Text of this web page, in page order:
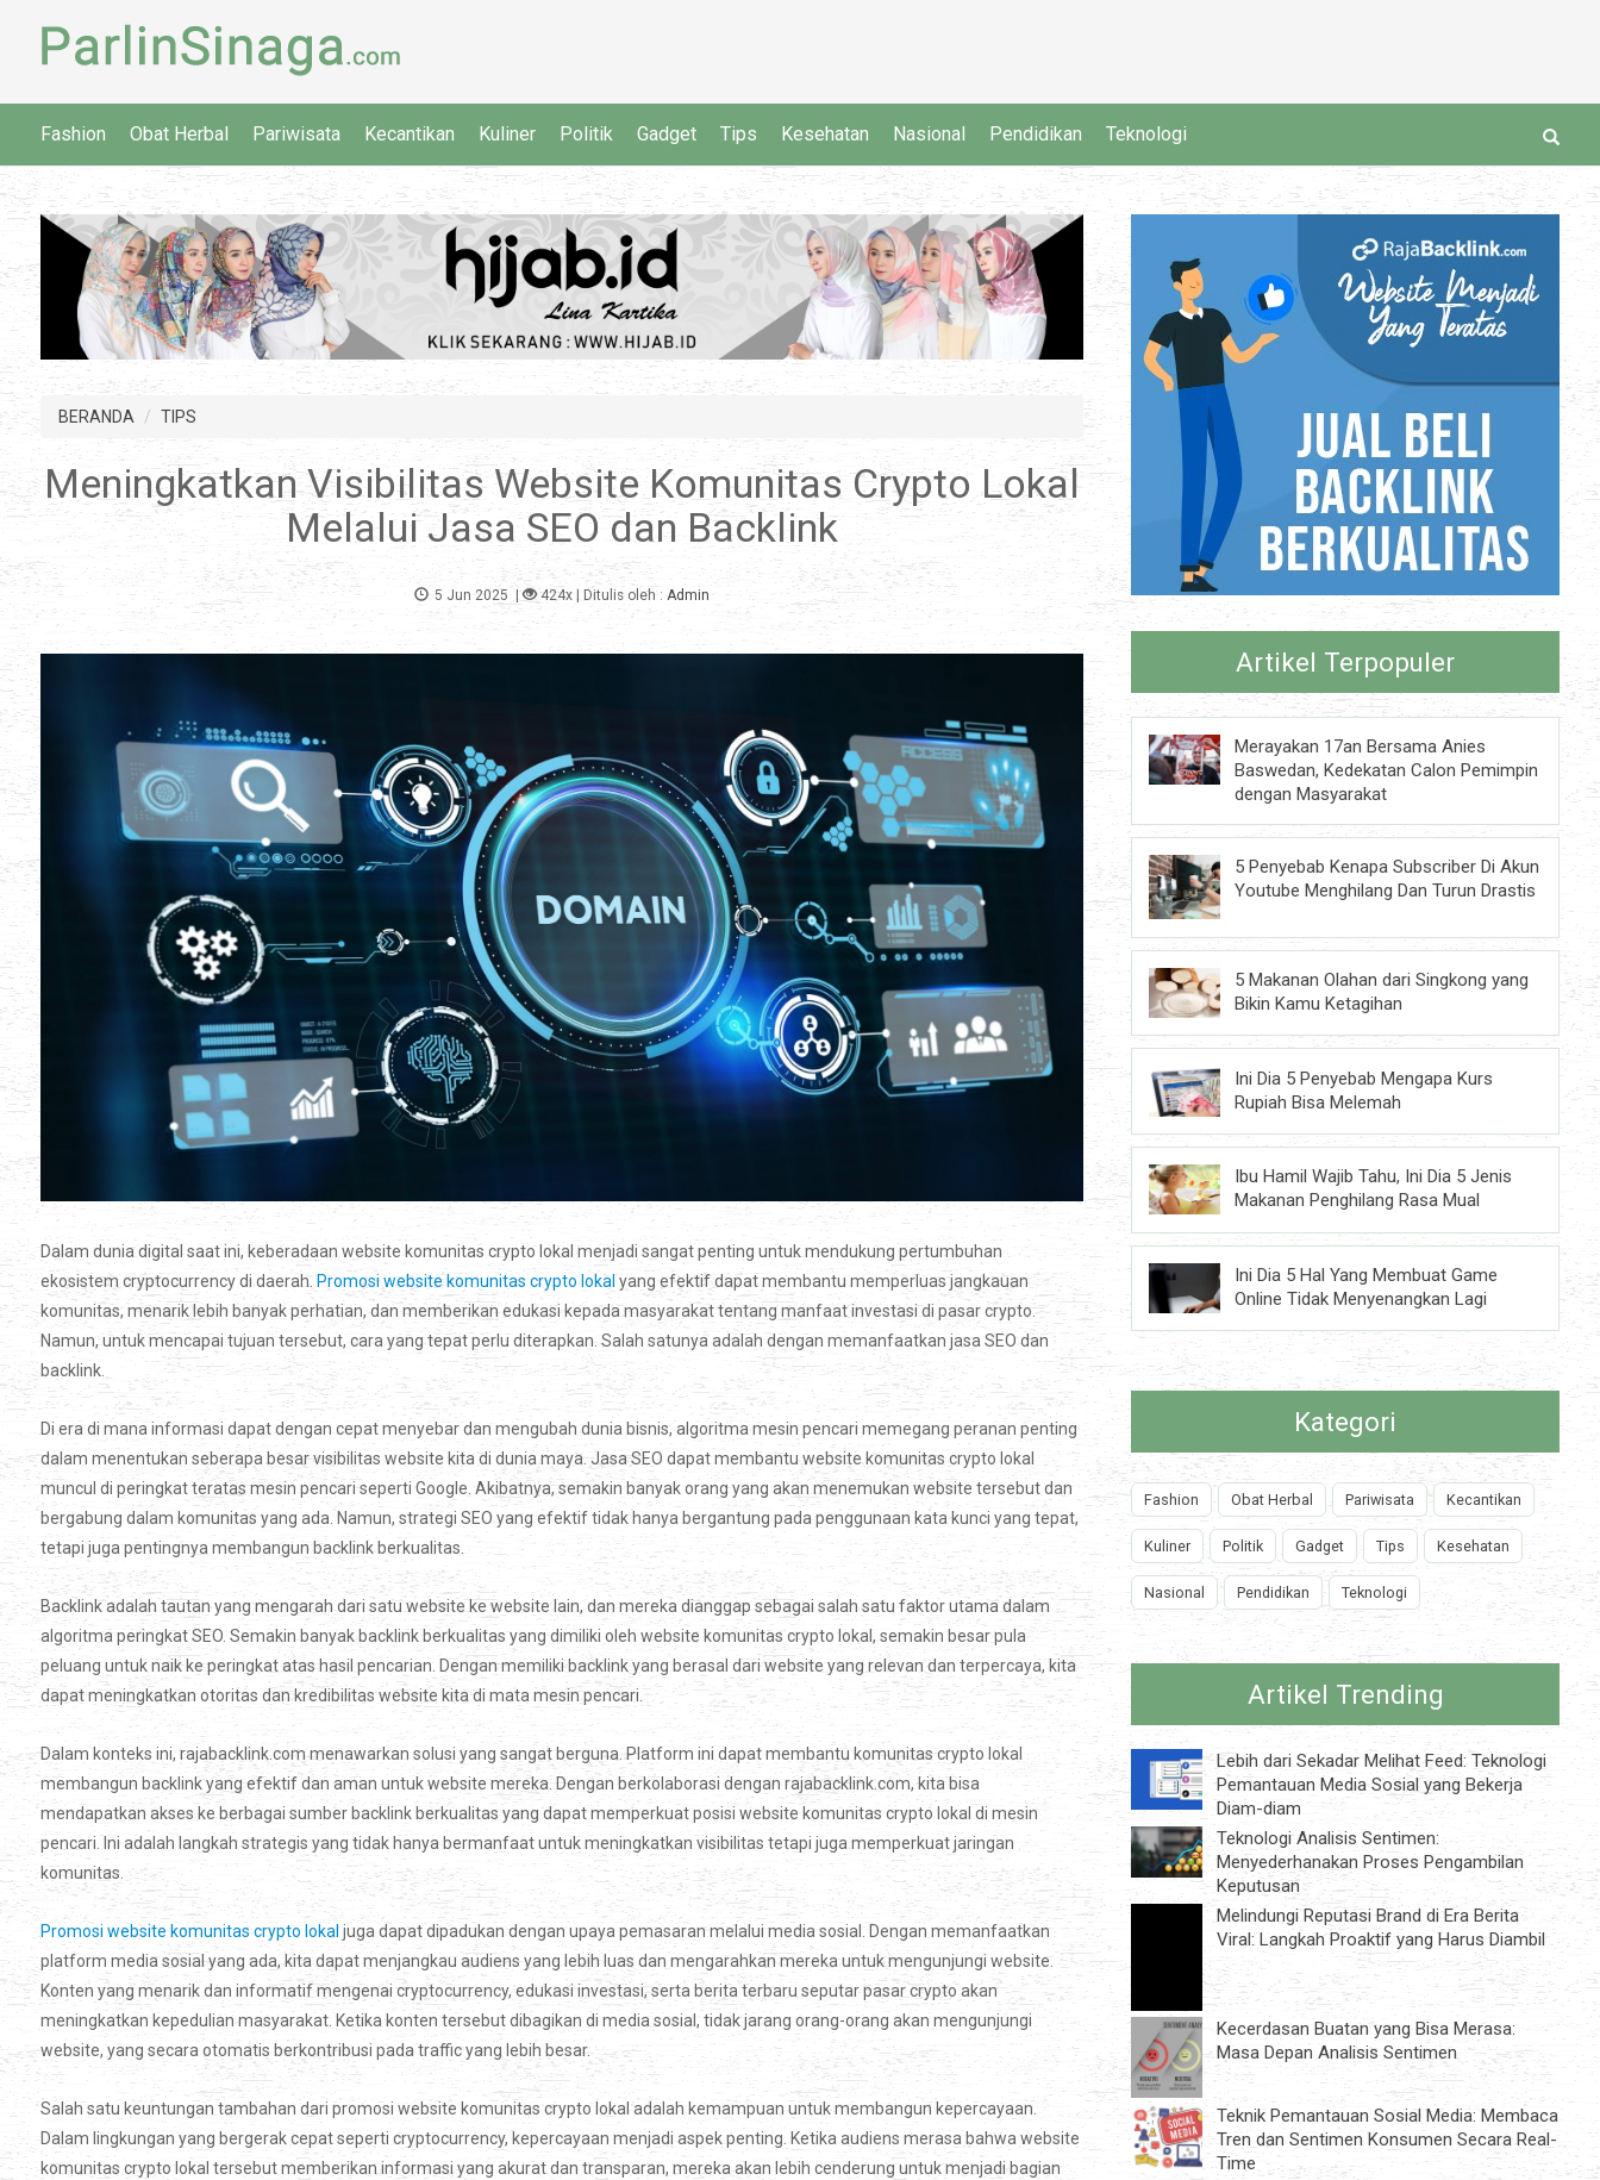
Fashion Obat Herbal Pariwisata Kecantikan Kuliner Politik Gadget Tips Kesehatan Nasional Pendidikan Teknologi
BERANDA TIPS
Meningkatkan Visibilitas Website Komunitas Crypto Lokal
Melalui Jasa SEO dan Backlink
5 Jun 2025 | 424x | Ditulis oleh : Admin
Dalam dunia digital saat ini, keberadaan website komunitas crypto lokal menjadi sangat penting untuk mendukung pertumbuhan
ekosistem cryptocurrency di daerah. Promosi website komunitas crypto lokal yang efektif dapat membantu memperluas jangkauan
komunitas, menarik lebih banyak perhatian, dan memberikan edukasi kepada masyarakat tentang manfaat investasi di pasar crypto.
Namun, untuk mencapai tujuan tersebut, cara yang tepat perlu diterapkan. Salah satunya adalah dengan memanfaatkan jasa SEO dan
backlink.
Di era di mana informasi dapat dengan cepat menyebar dan mengubah dunia bisnis, algoritma mesin pencari memegang peranan penting
dalam menentukan seberapa besar visibilitas website kita di dunia maya. Jasa SEO dapat membantu website komunitas crypto lokal
muncul di peringkat teratas mesin pencari seperti Google. Akibatnya, semakin banyak orang yang akan menemukan website tersebut dan
bergabung dalam komunitas yang ada. Namun, strategi SEO yang efektif tidak hanya bergantung pada penggunaan kata kunci yang tepat,
tetapi juga pentingnya membangun backlink berkualitas.
Backlink adalah tautan yang mengarah dari satu website ke website lain, dan mereka dianggap sebagai salah satu faktor utama dalam
algoritma peringkat SEO. Semakin banyak backlink berkualitas yang dimiliki oleh website komunitas crypto lokal, semakin besar pula
peluang untuk naik ke peringkat atas hasil pencarian. Dengan memiliki backlink yang berasal dari website yang relevan dan terpercaya, kita
dapat meningkatkan otoritas dan kredibilitas website kita di mata mesin pencari.
Dalam konteks ini, rajabacklink.com menawarkan solusi yang sangat berguna. Platform ini dapat membantu komunitas crypto lokal
membangun backlink yang efektif dan aman untuk website mereka. Dengan berkolaborasi dengan rajabacklink.com, kita bisa
mendapatkan akses ke berbagai sumber backlink berkualitas yang dapat memperkuat posisi website komunitas crypto lokal di mesin
pencari. Ini adalah langkah strategis yang tidak hanya bermanfaat untuk meningkatkan visibilitas tetapi juga memperkuat jaringan
komunitas.
Promosi website komunitas crypto lokal juga dapat dipadukan dengan upaya pemasaran melalui media sosial. Dengan memanfaatkan
platform media sosial yang ada, kita dapat menjangkau audiens yang lebih luas dan mengarahkan mereka untuk mengunjungi website.
Konten yang menarik dan informatif mengenai cryptocurrency, edukasi investasi, serta berita terbaru seputar pasar crypto akan
meningkatkan kepedulian masyarakat. Ketika konten tersebut dibagikan di media sosial, tidak jarang orang-orang akan mengunjungi
website, yang secara otomatis berkontribusi pada traffic yang lebih besar.
Salah satu keuntungan tambahan dari promosi website komunitas crypto lokal adalah kemampuan untuk membangun kepercayaan.
Dalam lingkungan yang bergerak cepat seperti cryptocurrency, kepercayaan menjadi aspek penting. Ketika audiens merasa bahwa website
komunitas crypto lokal tersebut memberikan informasi yang akurat dan transparan, mereka akan lebih cenderung untuk menjadi bagian
Artikel Terpopuler
Merayakan 17an Bersama Anies
Baswedan, Kedekatan Calon Pemimpin
dengan Masyarakat
5 Penyebab Kenapa Subscriber Di Akun
Youtube Menghilang Dan Turun Drastis
5 Makanan Olahan dari Singkong yang
Bikin Kamu Ketagihan
Ini Dia 5 Penyebab Mengapa Kurs
Rupiah Bisa Melemah
Ibu Hamil Wajib Tahu, Ini Dia 5 Jenis
Makanan Penghilang Rasa Mual
Ini Dia 5 Hal Yang Membuat Game
Online Tidak Menyenangkan Lagi
Kategori
Fashion Obat Herbal Pariwisata Kecantikan
Kuliner Politik Gadget Tips Kesehatan
Nasional Pendidikan Teknologi
Artikel Trending
Lebih dari Sekadar Melihat Feed: Teknologi
Pemantauan Media Sosial yang Bekerja
Diam-diam
Teknologi Analisis Sentimen:
Menyederhanakan Proses Pengambilan
Keputusan
Melindungi Reputasi Brand di Era Berita
Viral: Langkah Proaktif yang Harus Diambil
Kecerdasan Buatan yang Bisa Merasa:
Masa Depan Analisis Sentimen
Teknik Pemantauan Sosial Media: Membaca
Tren dan Sentimen Konsumen Secara Real-
Time